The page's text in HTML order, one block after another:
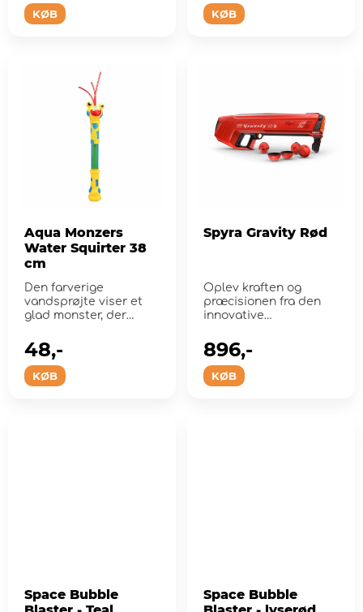
KØB KØB
Aqua Monzers
Water Squirter 38
cm
Den farverige
vandsprøjte viser et
glad monster, der
KØB
48,-
Spyra Gravity Rød
Oplev kraften og
præcisionen fra den
innovative
KØB
896,-
Space Bubble
Space Bubble